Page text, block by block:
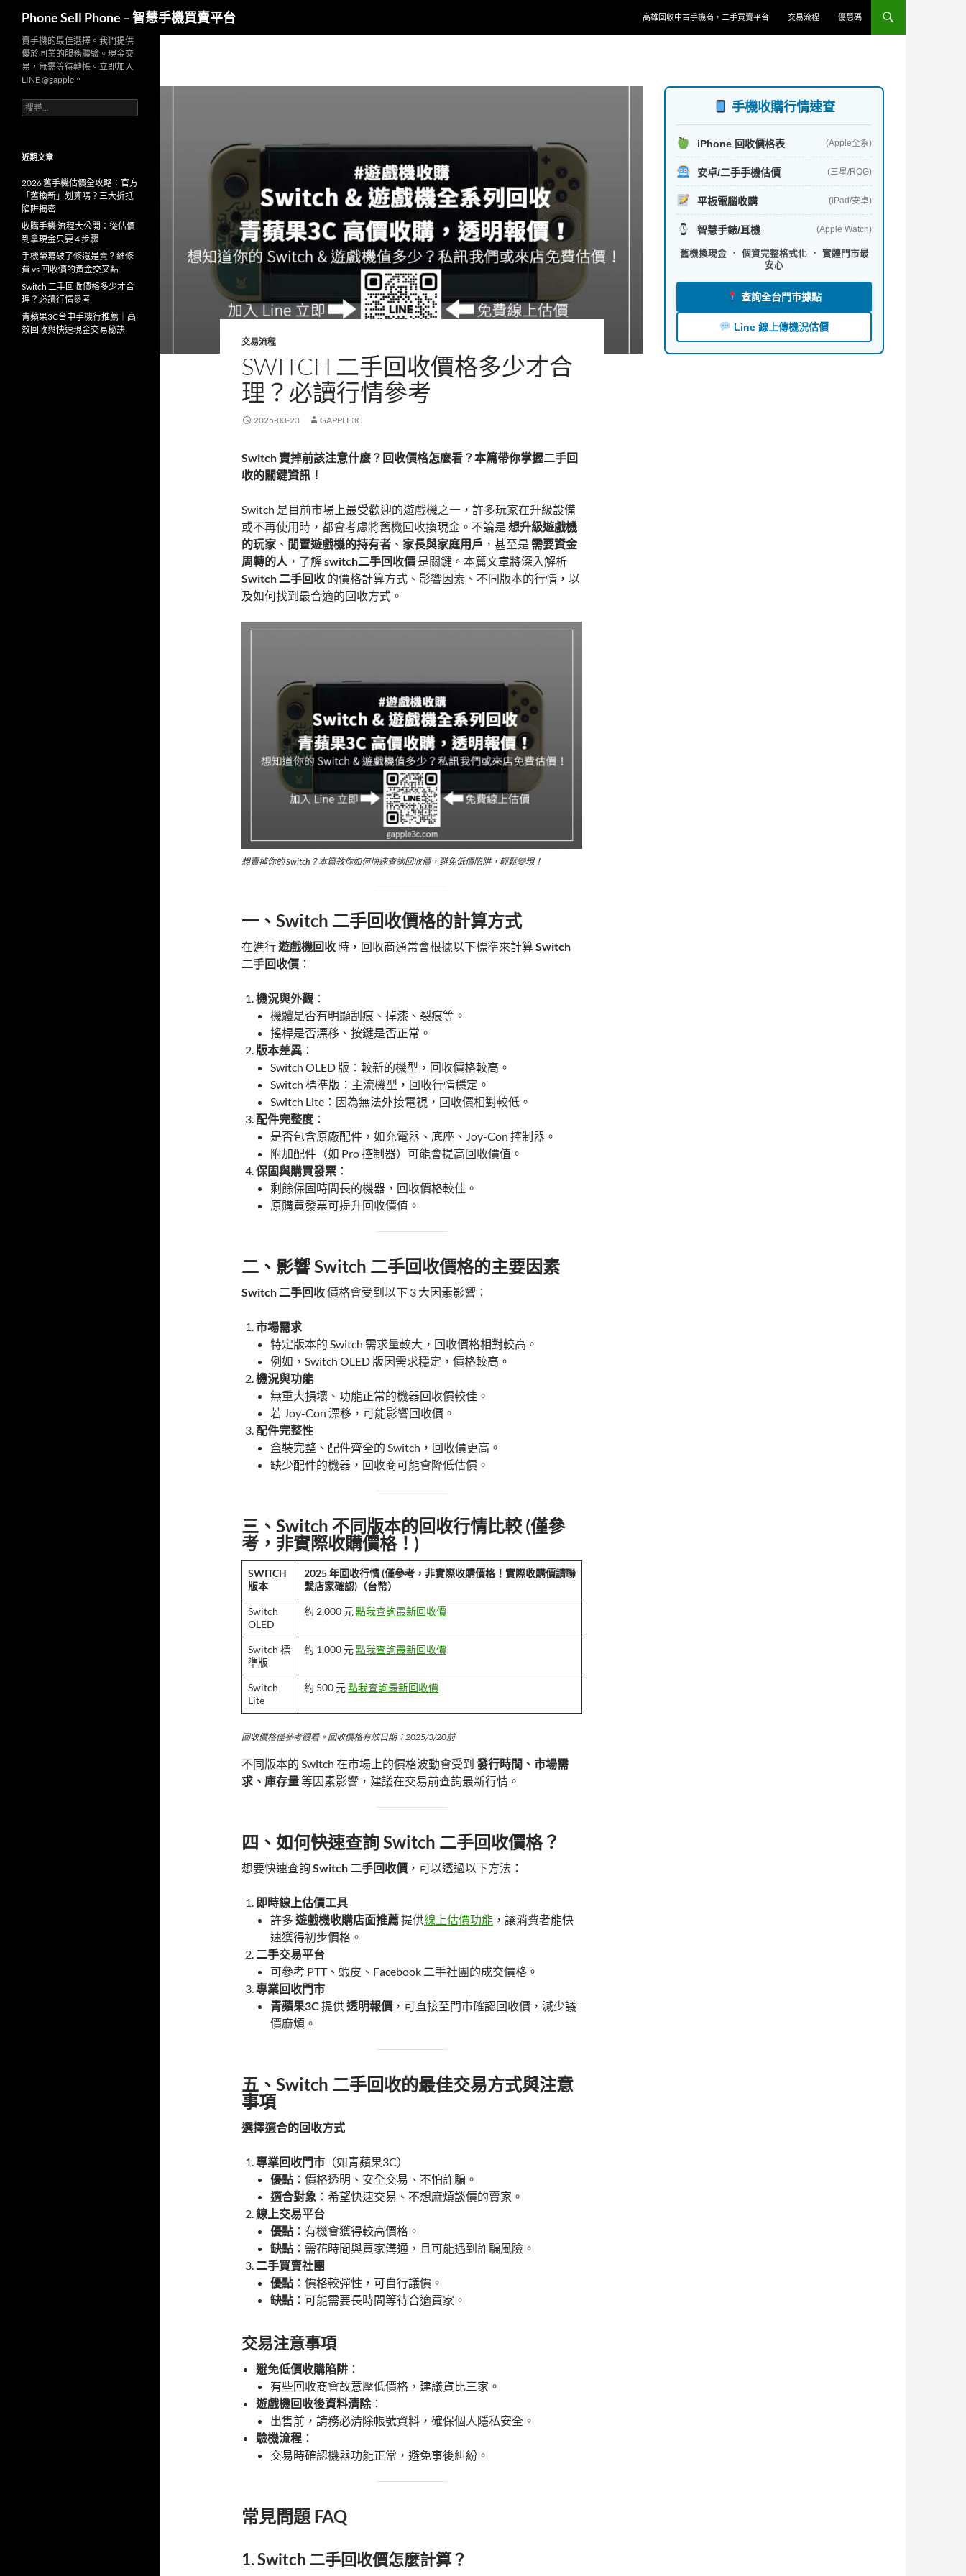
Phone Sell Phone – 智慧手機買賣平台 高雄回收中古手機商，二手買賣平台 交易流程 優惠碼
交易流程
SWITCH 二手回收價格多少才合
理？必讀行情參考
2025-03-23 GAPPLE3C
Switch 賣掉前該注意什麼？回收價格怎麼看？本篇帶你掌握二手回
收的關鍵資訊！
Switch 是目前市場上最受歡迎的遊戲機之一，許多玩家在升級設備
或不再使用時，都會考慮將舊機回收換現金。不論是 想升級遊戲機
的玩家 、 閒置遊戲機的持有者 、 家長與家庭用戶 ，甚至是 需要資金
周轉的人 ，了解switch二手回收價 是關鍵。本篇文章將深入解析
Switch 二手回收 的價格計算方式、影響因素、不同版本的行情，以
及如何找到最合適的回收方式。
想賣掉你的 Switch？本篇教你如何快速查詢回收價，避免低價陷阱，輕鬆變現！
一、Switch 二手回收價格的計算方式
在進行遊戲機回收 時，回收商通常會根據以下標準來計算Switch
二手回收價 ：
機況與外觀 ：
機體是否有明顯刮痕、掉漆、裂痕等。
搖桿是否漂移、按鍵是否正常。
版本差異 ：
Switch OLED 版：較新的機型，回收價格較高。
Switch 標準版：主流機型，回收行情穩定。
Switch Lite：因為無法外接電視，回收價相對較低。
配件完整度 ：
是否包含原廠配件，如充電器、底座、Joy-Con 控制器。
附加配件（如 Pro 控制器）可能會提高回收價值。
保固與購買發票 ：
剩餘保固時間長的機器，回收價格較佳。
原購買發票可提升回收價值。
二、影響 Switch 二手回收價格的主要因素
Switch 二手回收價格會受到以下 3 大因素影響：
市場需求
特定版本的 Switch 需求量較大，回收價格相對較高。
例如，Switch OLED 版因需求穩定，價格較高。
機況與功能
無重大損壞、功能正常的機器回收價較佳。
若 Joy-Con 漂移，可能影響回收價。
配件完整性
盒裝完整、配件齊全的 Switch，回收價更高。
缺少配件的機器，回收商可能會降低估價。
三、Switch 不同版本的回收行情比較 (僅參
考，非實際收購價格！)
SWITCH
版本
2025 年回收行情 (僅參考，非實際收購價格！實際收購價請聯
繫店家確認)（台幣）
Switch
OLED
約 2,000 元點我查詢最新回收價
Switch 標
準版
約 1,000 元點我查詢最新回收價
Switch
Lite
約 500 元點我查詢最新回收價
回收價格僅參考觀看。回收價格有效日期：2025/3/20前
不同版本的 Switch 在市場上的價格波動會受到 發行時間、市場需
求、庫存量等因素影響，建議在交易前查詢最新行情。
四、如何快速查詢 Switch 二手回收價格？
想要快速查詢 Switch 二手回收價 ，可以透過以下方法：
即時線上估價工具
許多 遊戲機收購店面推薦提供線上估價功能 ，讓消費者能快
速獲得初步價格。
二手交易平台
可參考 PTT、蝦皮、Facebook 二手社團的成交價格。
專業回收門市
青蘋果3C 提供透明報價 ，可直接至門市確認回收價，減少議
價麻煩。
五、Switch 二手回收的最佳交易方式與注意
事項
選擇適合的回收方式
專業回收門市 （如青蘋果3C）
優點 ：價格透明、安全交易、不怕詐騙。
適合對象 ：希望快速交易、不想麻煩談價的賣家。
線上交易平台
優點 ：有機會獲得較高價格。
缺點 ：需花時間與買家溝通，且可能遇到詐騙風險。
二手買賣社團
優點 ：價格較彈性，可自行議價。
缺點 ：可能需要長時間等待合適買家。
交易注意事項
避免低價收購陷阱 ：
有些回收商會故意壓低價格，建議貨比三家。
遊戲機回收後資料清除：
出售前，請務必清除帳號資料，確保個人隱私安全。
驗機流程 ：
交易時確認機器功能正常，避免事後糾紛。
常見問題 FAQ
1. Switch 二手回收價怎麼計算？
手機收購行情速查
iPhone 回收價格表 (Apple全系)
安卓/二手手機估價 (三星/ROG)
平板電腦收購 (iPad/安卓)
智慧手錶/耳機 (Apple Watch)
舊機換現金 ． 個資完整格式化 ． 實體門市最
安心
查詢全台門市據點
Line 線上傳機況估價
賣手機的最佳選擇。我們提供
優於同業的服務體驗。現金交
易，無需等待轉帳。立即加入
LINE @gapple。
搜
尋
字:
近期文章
2026 舊手機估價全攻略：官方
「舊換新」划算嗎？三大折抵
陷阱揭密
收購手機 流程大公開：從估價
到拿現金只要 4 步驟
手機螢幕破了修還是賣？維修
費 vs 回收價的黃金交叉點
Switch 二手回收價格多少才合
理？必讀行情參考
青蘋果3C台中手機行推薦｜高
效回收與快速現金交易秘訣